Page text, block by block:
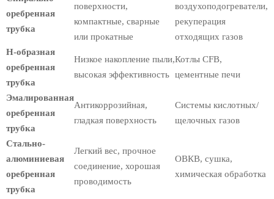
оребренная
трубка
поверхности,
компактные, сварные
или прокатные
воздухоподогреватели,
рекуперация
отходящих газов
Н-образная
оребренная
трубка
Низкое накопление пыли,
высокая эффективность
Котлы CFB,
цементные печи
Эмалированная
оребренная
трубка
Антикоррозийная,
гладкая поверхность
Системы кислотных/
щелочных газов
Стально-
алюминиевая
оребренная
трубка
Легкий вес, прочное
соединение, хорошая
проводимость
ОВКВ, сушка,
химическая обработка